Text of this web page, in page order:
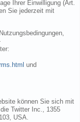
Ihrer Einwilligung (Art.
Sie jederzeit mit
und
können Sie sich mit
Twitter Inc., 1355
USA.